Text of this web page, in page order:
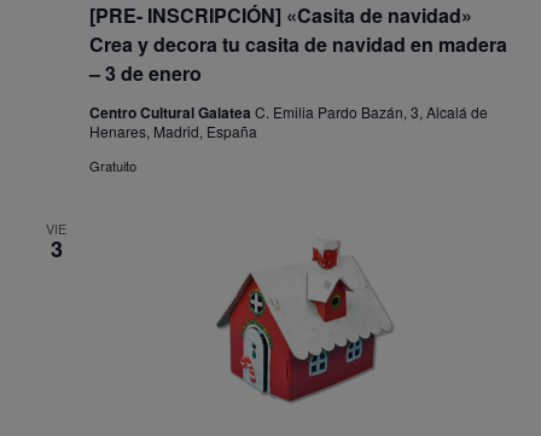
[PRE- INSCRIPCIÓN] «Casita de navidad»
Crea y decora tu casita de navidad en madera
– 3 de enero
Centro Cultural Galatea C. Emilia Pardo Bazán, 3, Alcalá de
Henares, Madrid, España
Gratuito
VIE
3